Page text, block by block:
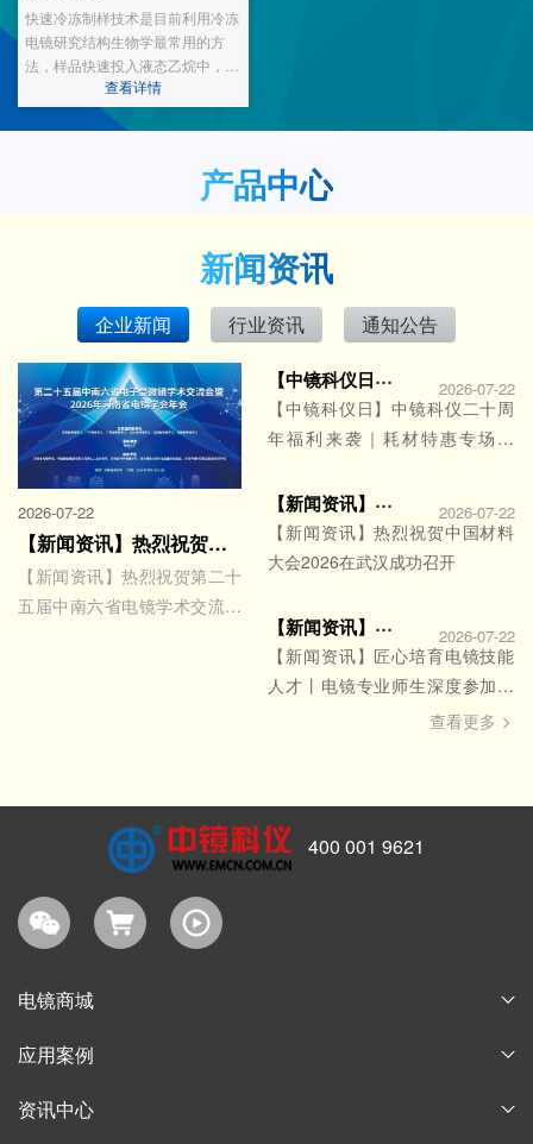
快速冷冻制样技术是目前利用冷冻
电镜研究结构生物学最常用的方
法，样品快速投入液态乙烷中，整
个冷冻过程在数毫秒之内就完成了
（冷冻速率>104℃/s），使得水
分子玻璃化，不存在晶体结构，尽
查看详情
产品中心
新闻资讯
企业新闻 行业资讯 通知公告
2026-07-22
【新闻资讯】热烈祝贺第二十五届中南六省电镜学术交流会暨2026年河南省电镜学会年会成功举办
【新闻资讯】热烈祝贺第二十
五届中南六省电镜学术交流会
2026-07-22
【中镜科仪日】中镜科仪二十周年福利来袭｜耗材特惠专场开启，下单即享多重加码好礼
【中镜科仪日】中镜科仪二十周
年福利来袭｜耗材特惠专场开
2026-07-22
【新闻资讯】热烈祝贺中国材料大会2026在武汉成功召开
【新闻资讯】热烈祝贺中国材料
大会2026在武汉成功召开
2026-07-22
【新闻资讯】匠心培育电镜技能人才丨电镜专业师生深度参加中南六省电镜学术年会
【新闻资讯】匠心培育电镜技能
人才丨电镜专业师生深度参加中
查看更多
400 001 9621
电镜商城
耗材商城
应用案例
论文案例
资讯中心